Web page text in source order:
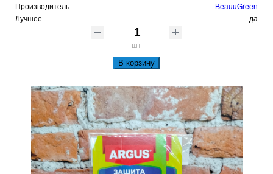
Производитель
BeauuGreen
Лучшее
да
шт
В корзину